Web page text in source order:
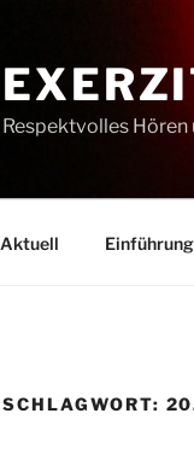
Respektvolles Hören
Aktuell Einführung
SCHLAGWORT: